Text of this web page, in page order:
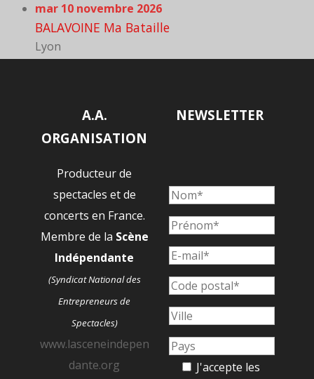
mar 10 novembre 2026
BALAVOINE Ma Bataille
Lyon
A.A.
ORGANISATION
Producteur de
spectacles et de
concerts en France.
Membre de la Scène
Indépendante
(Syndicat National des
Entrepreneurs de
Spectacles)
www.lasceneindepen
dante.org
NEWSLETTER
J'accepte les